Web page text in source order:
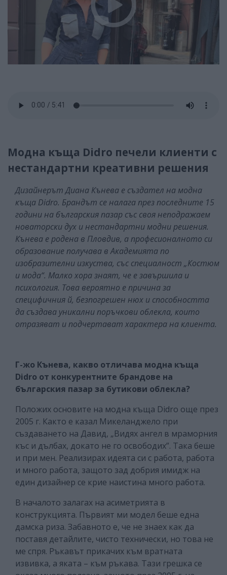
Модна къща Didro печели клиенти с
нестандартни креативни решения
Дизайнерът Диана Кънева е създател на модна
къща Didro. Брандът се налага през последните 15
години на българския пазар със своя неподражаем
новаторски дух и нестандартни модни решения.
Кънева е родена в Пловдив, а професионалното си
образование получава в Академията по
изобразителни изкуства, със специалност „Костюм
и мода“. Малко хора знаят, че е завършила и
психология. Това вероятно е причина за
специфичния й, безпогрешен нюх и способността
да създава уникални поръчкови облекла, които
отразяват и подчертават характера на клиента.
Г-жо Кънева, какво отличава модна къща
Didro от конкурентните брандове на
българския пазар за бутикови облекла?
Положих основите на модна къща Didro още през
2005 г. Както е казал Микеланджело при
създаването на Давид, „Видях ангел в мраморния
къс и дълбах, докато не го освободих”. Така беше
и при мен. Реализирах идеята си с работа, работа
и много работа, защото зад добрия имидж на
един дизайнер се крие наистина много работа.
В началото залагах на асиметрията в
конструкцията. Първият ми модел беше една
дамска риза. Забавното е, че не знаех как да
поставя детайлите, чисто технически, но това не
ме спря. Ръкавът прикачих към вратната
извивка, а яката – към ръкава. Тази грешка се